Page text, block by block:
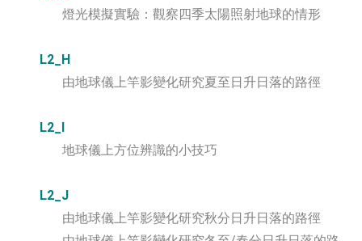
燈光模擬實驗：觀察四季太陽照射地球的情形
L2_H
由地球儀上竿影變化研究夏至日升日落的路徑
L2_I
地球儀上方位辨識的小技巧
L2_J
由地球儀上竿影變化研究秋分日升日落的路徑